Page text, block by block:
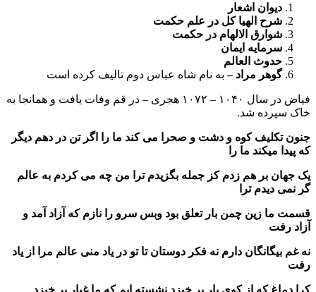
دیوان اشعار
شرح الهیا کل در علم حکمت
شوارق الالهام در حکمت
سرمایه ایمان
حدوث العالم
گوهر مراد – به نام شاه عباس دوم تالیف کرده است
فیاض در سال ۱۰۴۰ – ۱۰۷۲ هجری – در قم وفات یافت و همانجا به
خاک سپرده شد.
جنون تکلیف کوه و دشت و صحرا می کند ما را اگر تن در دهم دیگر
که پیدا میکند ما را
یک جهان بر هم زدم کز جمله بگزیدم ترا من چه می کردم به عالم
گر نمی دیدم ترا
قسمت ما زین چمن بار تعلق بود وبس سرو را نازم که آزاد آمد و
آزاد رفت
نه غم بیگانگان دارم نه فکر دوستان تا تو در یاد منی عالم مرا از یاد
رفت
کرا دماغ که از کوی یار بر خیزد نشسته ایم که ما غبار بر خیزد